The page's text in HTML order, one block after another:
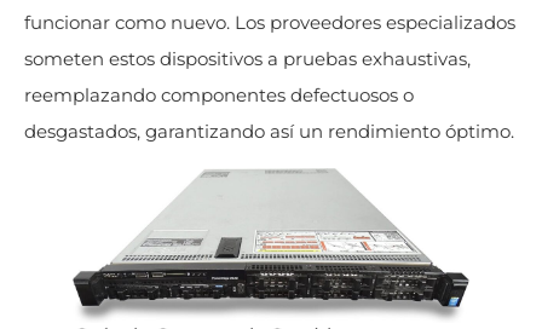
funcionar como nuevo. Los proveedores especializados
someten estos dispositivos a pruebas exhaustivas,
reemplazando componentes defectuosos o
desgastados, garantizando así un rendimiento óptimo.